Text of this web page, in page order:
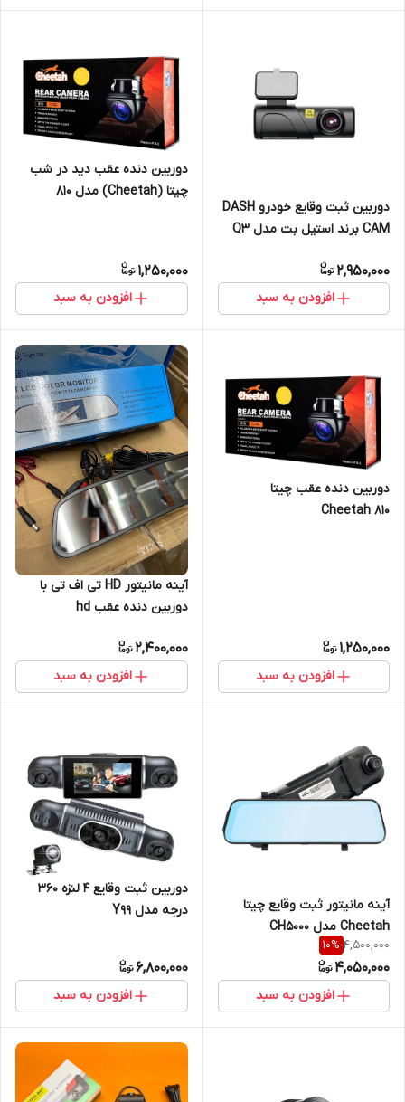
دوربین ثبت وقایع خودرو DASH
CAM برند استیل بت مدل Q3
2,950,000
افزودن به سبد
دوربین دنده عقب دید در شب
چیتا (Cheetah) مدل ۸۱۰
1,250,000
افزودن به سبد
دوربین دنده عقب چیتا
Cheetah 810
1,250,000
افزودن به سبد
آینه مانیتور HD تی اف تی با
دوربین دنده عقب hd
2,400,000
افزودن به سبد
آینه مانیتور ثبت وقایع چیتا
Cheetah مدل CH5000
4,500,000
10%
4,050,000
افزودن به سبد
دوربین ثبت وقایع 4 لنزه 360
درجه مدل Y99
6,800,000
افزودن به سبد